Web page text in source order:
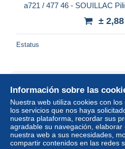
a721 / 477 46 - SOUILLAC
±
Estatus
Información sobre las
Nuestra web utiliza cookies con
los servicios que nos haya
nuestra plataforma, recordar sus
agradable su navegación,
nuestra web a sus necesidades,
compartir contenidos en las redes